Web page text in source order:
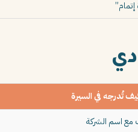
تُدرجه في السيرة
مع اسم الشركة